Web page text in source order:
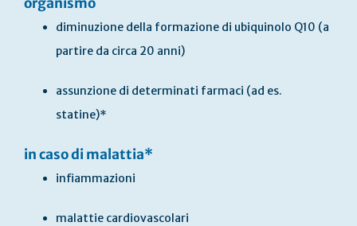
diminuzione della formazione di ubiquinolo Q10 (a
partire da circa 20 anni)
assunzione di determinati farmaci (ad es.
statine)*
in caso di malattia*
infiammazioni
malattie cardiovascolari